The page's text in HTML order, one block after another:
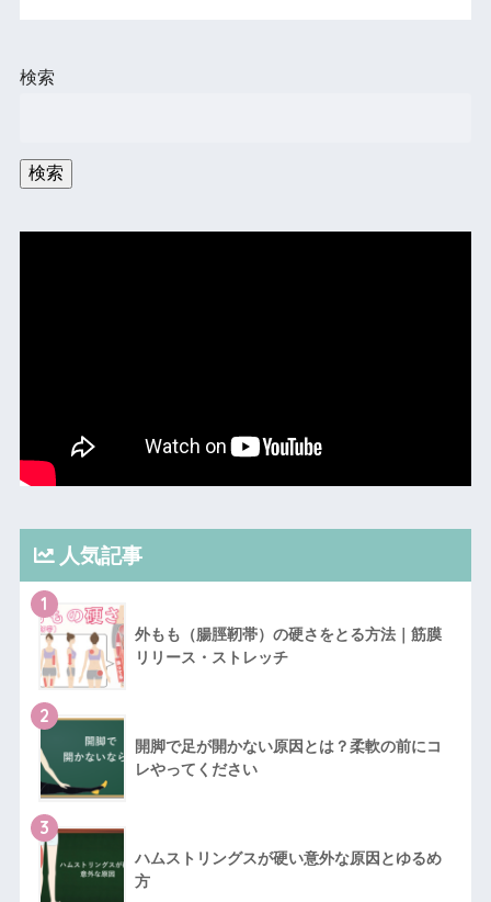
検索
検索
人気記事
1
外もも（腸脛靭帯）の硬さをとる方法｜筋膜
リリース・ストレッチ
2
開脚で足が開かない原因とは？柔軟の前にコ
レやってください
3
ハムストリングスが硬い意外な原因とゆるめ
方